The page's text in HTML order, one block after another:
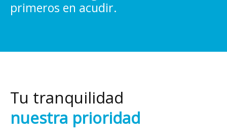
primeros en acudir.
Tu tranquilidad
nuestra prioridad